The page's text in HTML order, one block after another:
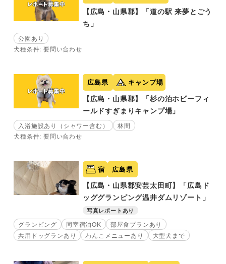
【広島・山県郡】「道の駅 来夢とごう
ち」
公園あり
犬種条件: 要問い合わせ
広島県 キャンプ場
【広島・山県郡】「杉の泊ホビーフィ
ールドすぎまりキャンプ場」
入浴施設あり（シャワー含む）
林間
犬種条件: 要問い合わせ
宿 広島県
【広島・山県郡安芸太田町】「広島ド
ッググランピング温井ダムリゾート」
写真レポートあり
グランピング 同室宿泊OK
部屋食プランあり
共用ドッグランあり
わんこメニューあり 大型犬まで